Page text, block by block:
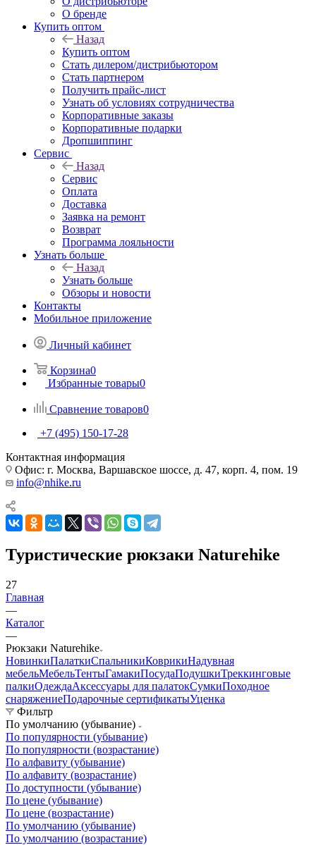
О бренде
Купить оптом
Назад
Купить оптом
Стать дилером/дистрибьютором
Стать партнером
Получить прайс-лист
Узнать об условиях сотрудничества
Корпоративные заказы
Корпоративные подарки
Дропшиппинг
Сервис
Назад
Сервис
Оплата
Доставка
Заявка на ремонт
Возврат
Программа лояльности
Узнать больше
Назад
Узнать больше
Обзоры и новости
Контакты
Мобильное приложение
Личный кабинет
Корзина0
Избранные товары0
Сравнение товаров0
+7 (495) 150-17-28
Контактная информация
Офис: г. Москва, Варшавское шоссе, д. 47, корп. 4, пом. 19
info@nhike.ru
Туристические рюкзаки Naturehike
27
Главная
—
Каталог
—
Рюкзаки Naturehike
НовинкиПалаткиСпальникиКоврикиНадувная
мебельМебельТентыГамакиПосудаПодушкиТреккинговые
палкиОдеждаАксессуары для палатокСумкиПоходное
снаряжениеПодарочные сертификатыУценка
Фильтр
По умолчанию (убывание)
По популярности (убывание)
По популярности (возрастание)
По алфавиту (убывание)
По алфавиту (возрастание)
По доступности (убывание)
По цене (убывание)
По цене (возрастание)
По умолчанию (убывание)
По умолчанию (возрастание)